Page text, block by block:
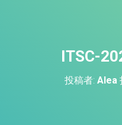
ITSC-
投稿者: Alea